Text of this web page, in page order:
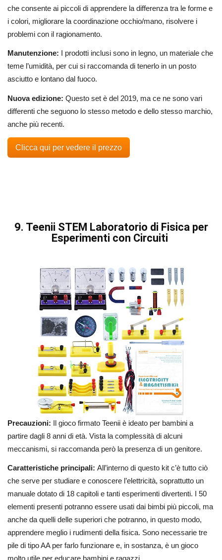
che consente ai piccoli di apprendere la differenza tra le forme e
i colori, migliorare la coordinazione occhio/mano, risolvere i
problemi con il ragionamento.
Manutenzione: I prodotti inclusi sono in legno, un materiale che
teme l’umidità, per cui si raccomanda di tenerlo in un posto
asciutto e lontano dal fuoco.
Nuova edizione: Questo set è del 2019, ma ce ne sono vari
differenti che seguono lo stesso metodo e dello stesso marchio,
anche più recenti.
Clicca qui per vedere il prezzo
9. Teenii STEM Laboratorio di Fisica per
Esperimenti con Circuiti
Precauzioni: Il gioco firmato Teenii è ideato per bambini a
partire dagli 8 anni di età. Vista la complessità di alcuni
meccanismi, si raccomanda però la presenza di un genitore.
Caratteristiche principali: All’interno di questo kit c’è tutto ciò
che serve per studiare e conoscere l’elettricità, soprattutto un
manuale dotato di 18 capitoli e tanti esperimenti divertenti. I 50
elementi presenti potranno essere usati dai bimbi più piccoli, ma
anche da quelli delle superiori che potranno, in questo modo,
apprendere meglio i rudimenti della fisica. Sono necessarie tre
pile di tipo AA per farlo funzionare e, in sostanza, è un gioco